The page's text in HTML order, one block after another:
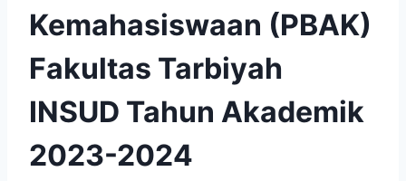
Kemahasiswaan (PBAK)
Fakultas Tarbiyah
INSUD Tahun Akademik
2023-2024